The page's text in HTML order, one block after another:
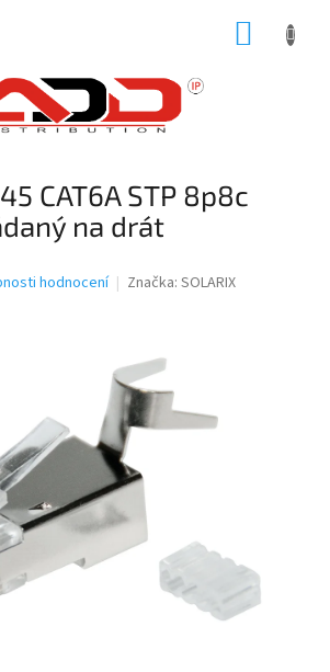
CAT6A STP 8p8c
na drát
hodnocení Značka: SOLARIX